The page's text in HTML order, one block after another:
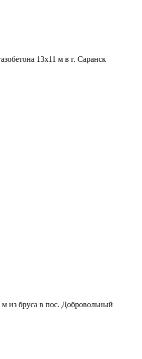
13х11 м в г. Саранск
из бруса в пос. Добровольный